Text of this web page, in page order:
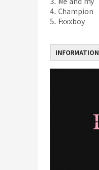
4. Champion
5. Fxxxboy
INFORMATION